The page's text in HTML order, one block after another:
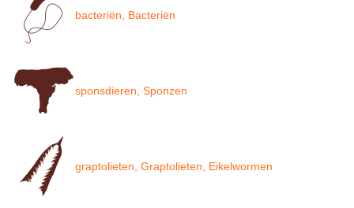
bacteriën, Bacteriën
sponsdieren, Sponzen
graptolieten, Graptolieten, Eikelwormen